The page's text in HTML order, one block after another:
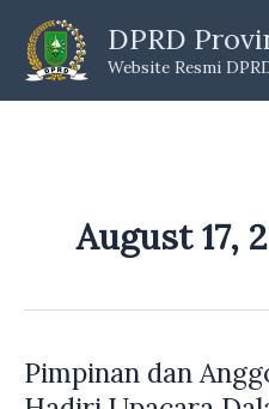
content
DPRD
Website Resmi
August 17,
Pimpinan dan